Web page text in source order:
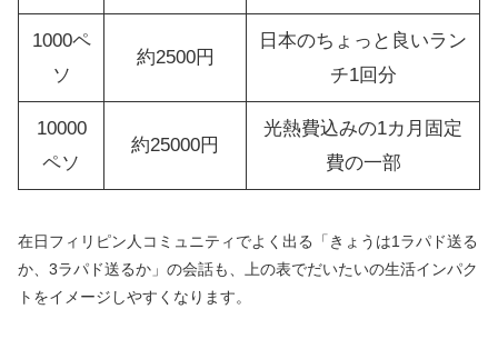
1000ペ
ソ
約2500円
日本のちょっと良いラン
チ1回分
10000
ペソ
約25000円
光熱費込みの1カ月固定
費の一部
在日フィリピン人コミュニティでよく出る「きょうは1ラパド送る
か、3ラパド送るか」の会話も、上の表でだいたいの生活インパク
トをイメージしやすくなります。